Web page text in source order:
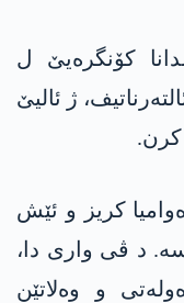
کۆنگرەیێ ل
ژ ئالیێ
کرن.
کریز و ئێش
د ڤی واری دا،
و وەلاتێن